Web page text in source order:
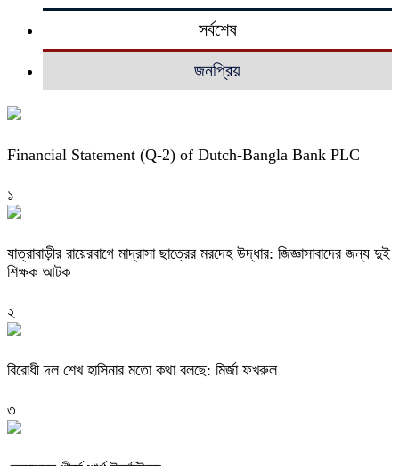
সর্বশেষ
জনপ্রিয়
Financial Statement (Q-2) of Dutch-Bangla Bank PLC
১
যাত্রাবাড়ীর রায়েরবাগে মাদ্রাসা ছাত্রের মরদেহ উদ্ধার: জিজ্ঞাসাবাদের জন্য দুই
শিক্ষক আটক
২
বিরোধী দল শেখ হাসিনার মতো কথা বলছে: মির্জা ফখরুল
৩